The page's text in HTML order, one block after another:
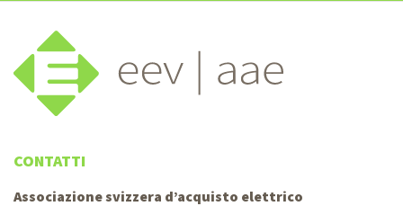
CONTATTI
Associazione svizzera d’acquisto elettrico